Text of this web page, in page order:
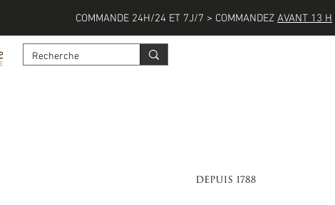
COMMANDE 24H/24 ET 7J/7 > COMMANDEZ AVANT 13 H